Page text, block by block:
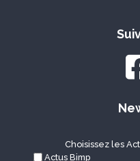
Choisissez les
Actus Bimp